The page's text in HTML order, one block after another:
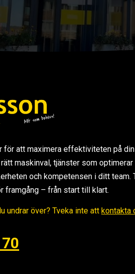
för att maximera effektiviteten på
maskinval, tjänster som
och kompetensen i ditt team.
framgång – från start till klart.
undrar över? Tveka inte att kontakta